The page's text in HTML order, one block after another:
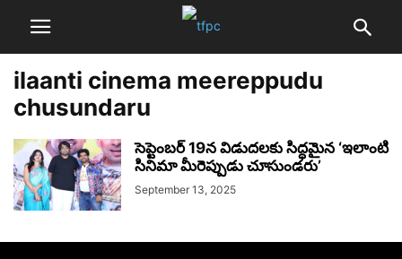
ilaanti cinema meereppudu
chusundaru
సెప్టెంబర్ 19న విడుదలకు సిద్ధమైన ‘ఇలాంటి
సినిమా మీరెప్పుడు చూసుండరు’
September 13, 2025